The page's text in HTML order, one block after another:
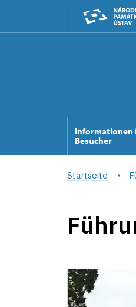
Informationen
Besucher
Startseite